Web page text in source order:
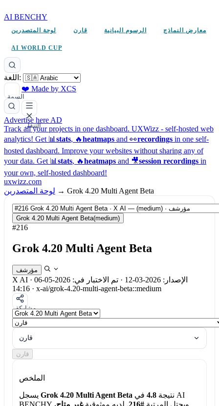
AI BENCHY
لوحة المتصدرين قارن الرسوم البيانية معارض النماذج
AI WORLD CUP
اللغة:
السمة
❤️ Made by XCS
التنقل
Advertise here AD
Track all your projects in one dashboard. UXWizz - self-hosted web
analytics! Get 📊 stats, 🔥heatmaps and 👀recordings in one self-
hosted dashboard. Improve your websites without sharing any of
your data. Get 📊 stats, 🔥heatmaps and 🎥session recordings in
your own, self-hosted dashboard!
uxwizz.com
لوحة المتصدرين → Grok 4.20 Multi Agent Beta
Grok 4.20 Multi Agent Beta(medium)
#216
Grok 4.20 Multi Agent Beta
مؤرشف
X AI · الإصدار: 2026-03-12 ·
تم الاختبار في: 2026-05-06
14:16 · x-ai/grok-4.20-multi-agent-beta::medium
مشاركة
قارن
قارن
الملخص
Grok 4.20 Multi Agent Beta نتيجة4.8 في AI